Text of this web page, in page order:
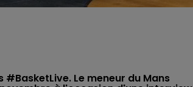
Le meneur du Mans